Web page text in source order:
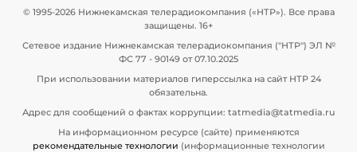
© 1995-2026 Нижнекамская телерадиокомпания («НТР»). Все права
защищены. 16+
Сетевое издание Нижнекамская телерадиокомпания ("НТР") ЭЛ №
ФС 77 - 90149 от 07.10.2025
При использовании материалов гиперссылка на сайт НТР 24
обязательна.
Адрес для сообщений о фактах коррупции: tatmedia@tatmedia.ru
На информационном ресурсе (сайте) применяются
рекомендательные технологии (информационные технологии